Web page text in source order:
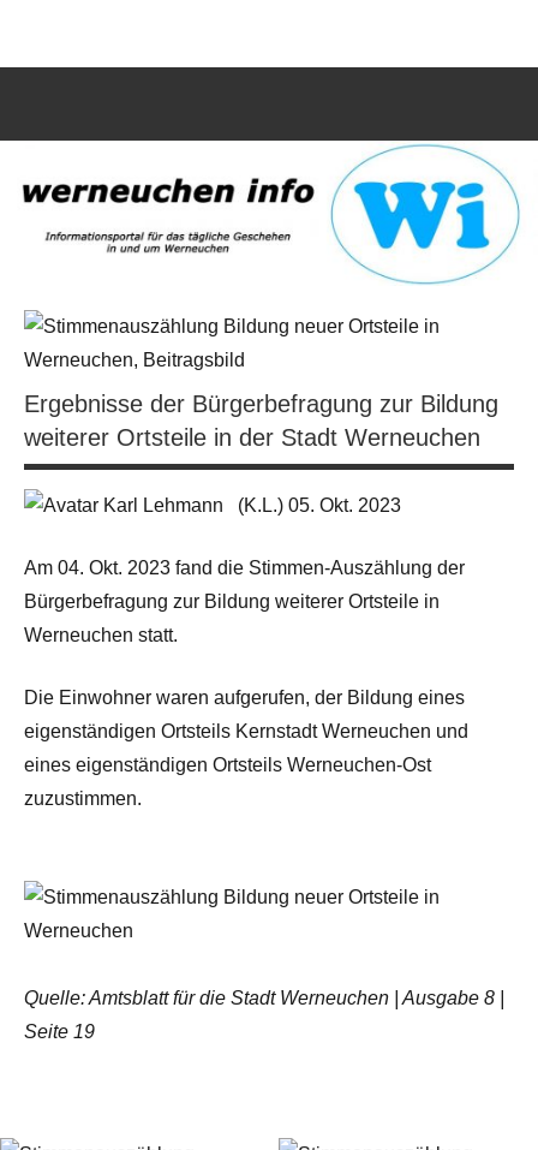
für
in
um
Ergebnisse der Bürgerbefragung zur Bildung
weiterer Ortsteile in der Stadt Werneuchen
(K.L.) 05. Okt. 2023
Am 04. Okt. 2023 fand die Stimmen-Auszählung der
Bürgerbefragung zur Bildung weiterer Ortsteile in
Werneuchen statt.
Die Einwohner waren aufgerufen, der Bildung eines
eigenständigen Ortsteils Kernstadt Werneuchen und
eines eigenständigen Ortsteils Werneuchen-Ost
zuzustimmen.
Quelle: Amtsblatt für die Stadt Werneuchen | Ausgabe 8 |
Seite 19